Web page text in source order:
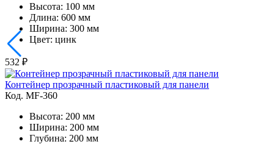
Высота: 100 мм
Длина: 600 мм
Ширина: 300 мм
Цвет: цинк
532 ₽
Контейнер прозрачный пластиковый для панели
Код. MF-360
Высота: 200 мм
Ширина: 200 мм
Глубина: 200 мм